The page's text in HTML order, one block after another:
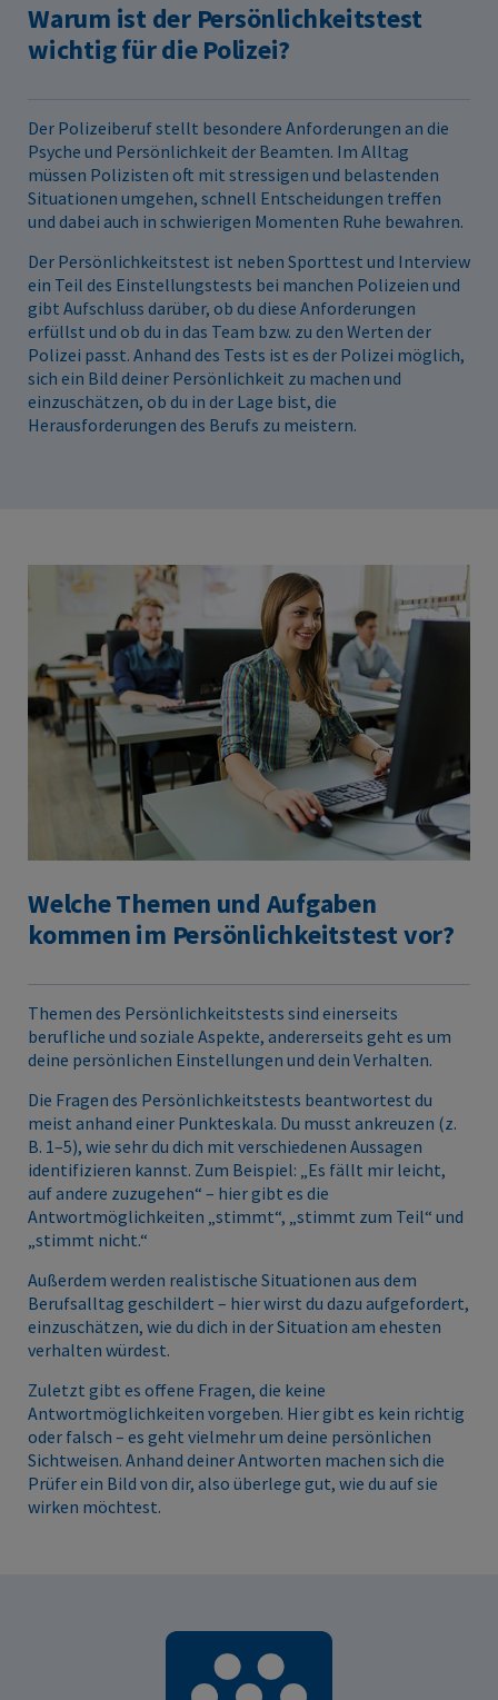
Warum ist der Persönlichkeitstest
wichtig für die Polizei?
Der Polizeiberuf stellt besondere Anforderungen an die
Psyche und Persönlichkeit der Beamten. Im Alltag
müssen Polizisten oft mit stressigen und belastenden
Situationen umgehen, schnell Entscheidungen treffen
und dabei auch in schwierigen Momenten Ruhe bewahren.
Der Persönlichkeitstest ist neben Sporttest und Interview
ein Teil des Einstellungstests bei manchen Polizeien und
gibt Aufschluss darüber, ob du diese Anforderungen
erfüllst und ob du in das Team bzw. zu den Werten der
Polizei passt. Anhand des Tests ist es der Polizei möglich,
sich ein Bild deiner Persönlichkeit zu machen und
einzuschätzen, ob du in der Lage bist, die
Herausforderungen des Berufs zu meistern.
Welche Themen und Aufgaben
kommen im Persönlichkeitstest vor?
Themen des Persönlichkeitstests sind einerseits
berufliche und soziale Aspekte, andererseits geht es um
deine persönlichen Einstellungen und dein Verhalten.
Die Fragen des Persönlichkeitstests beantwortest du
meist anhand einer Punkteskala. Du musst ankreuzen (z.
B. 1–5), wie sehr du dich mit verschiedenen Aussagen
identifizieren kannst. Zum Beispiel: „Es fällt mir leicht,
auf andere zuzugehen“ – hier gibt es die
Antwortmöglichkeiten „stimmt“, „stimmt zum Teil“ und
„stimmt nicht.“
Außerdem werden realistische Situationen aus dem
Berufsalltag geschildert – hier wirst du dazu aufgefordert,
einzuschätzen, wie du dich in der Situation am ehesten
verhalten würdest.
Zuletzt gibt es offene Fragen, die keine
Antwortmöglichkeiten vorgeben. Hier gibt es kein richtig
oder falsch – es geht vielmehr um deine persönlichen
Sichtweisen. Anhand deiner Antworten machen sich die
Prüfer ein Bild von dir, also überlege gut, wie du auf sie
wirken möchtest.